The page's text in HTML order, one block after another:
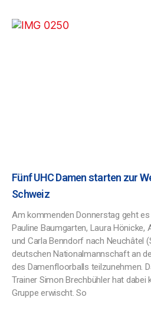
Fünf UHC Damen starten zur
Schweiz
Am kommenden Donnerstag geht
Pauline Baumgarten, Laura Hönicke,
und Carla Benndorf nach Neuchâtel
deutschen Nationalmannschaft an
des Damenfloorballs teilzunehmen.
Trainer Simon Brechbühler hat dabei
Gruppe erwischt. So